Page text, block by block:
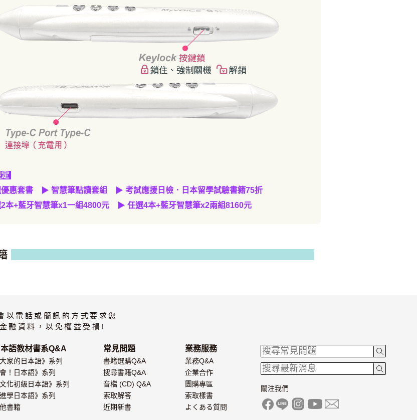
惠套書 ▶ 智慧筆點讀套組 ▶ 考試應援日檢．日本留學試驗書籍75折
本+藍牙智慧筆x1一組4800元 ▶ 任選4本+藍牙智慧筆x2兩組8160元
以電話或簡訊的方式要求您
融資料，以免權益受損!
本語教材書系Q&A
大家的日本語》系列
會！日本語》系列
文化初級日本語》系列
進學日本語》系列
書籍
常見問題
書籍選購Q&A
搜尋書籍Q&A
音檔 (CD) Q&A
索取解答
近期新書
業務服務
業務Q&A
企業合作
團購專區
索取樣書
よくある質問
關注我們